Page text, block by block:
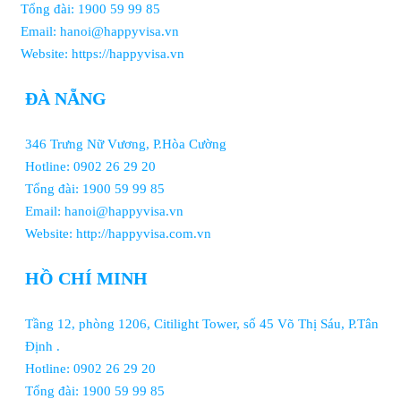
Tổng đài: 1900 59 99 85
Email: hanoi@happyvisa.vn
Website: https://happyvisa.vn
ĐÀ NẴNG
346 Trưng Nữ Vương, P.Hòa Cường
Hotline: 0902 26 29 20
Tổng đài: 1900 59 99 85
Email: hanoi@happyvisa.vn
Website: http://happyvisa.com.vn
HỒ CHÍ MINH
Tầng 12, phòng 1206, Citilight Tower, số 45 Võ Thị Sáu, P.Tân
Định .
Hotline: 0902 26 29 20
Tổng đài: 1900 59 99 85